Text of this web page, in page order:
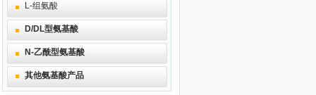
L-组氨酸
D/DL型氨基酸
N-乙酰型氨基酸
其他氨基酸产品